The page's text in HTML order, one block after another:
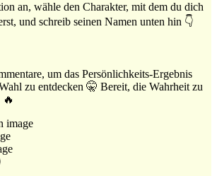
an, wähle den Charakter, mit dem du dich
und schreib seinen Namen unten hin 👇
um das Persönlichkeits-Ergebnis
zu entdecken 🤫 Bereit, die Wahrheit zu
🔥